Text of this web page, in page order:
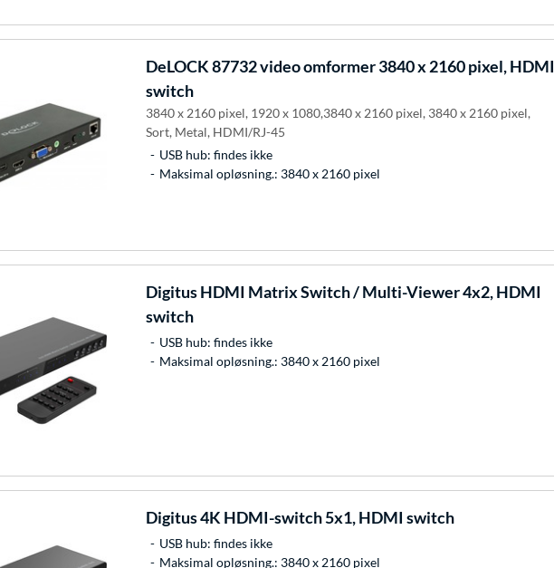
DeLOCK87732 video omformer 3840 x 2160 pixel, HDMI
switch
3840 x 2160 pixel, 1920 x 1080,3840 x 2160 pixel, 3840 x 2160 pixel,
Sort, Metal, HDMI/RJ-45
USB hub: findes ikke
Maksimal opløsning.: 3840 x 2160 pixel
DigitusHDMI Matrix Switch / Multi-Viewer 4x2, HDMI
switch
USB hub: findes ikke
Maksimal opløsning.: 3840 x 2160 pixel
Digitus4K HDMI-switch 5x1, HDMI switch
USB hub: findes ikke
Maksimal opløsning.: 3840 x 2160 pixel